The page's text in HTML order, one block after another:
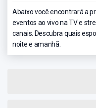
Abaixo você encontrará a
eventos ao vivo na TV e
canais. Descubra quais
noite e amanhã.